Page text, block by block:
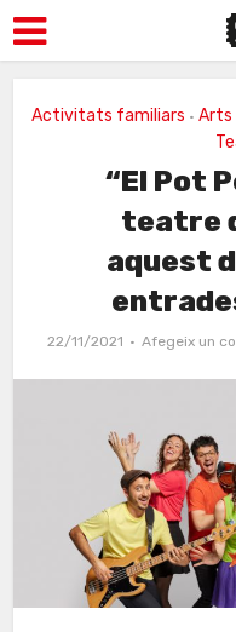
Activitats familiars • Arts
“El Pot
teatre
aquest
22/11/2021 Afegeix un